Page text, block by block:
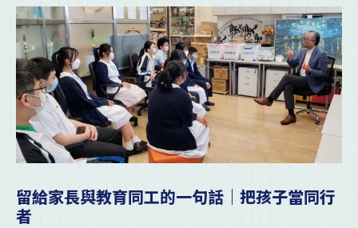
留給家長與教育同工的一句話｜把孩子當同行
者